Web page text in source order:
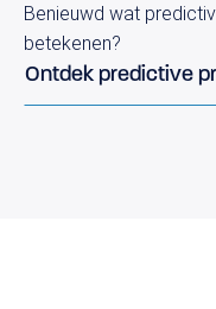
Benieuwd wat
betekenen?
Ontdek predictive